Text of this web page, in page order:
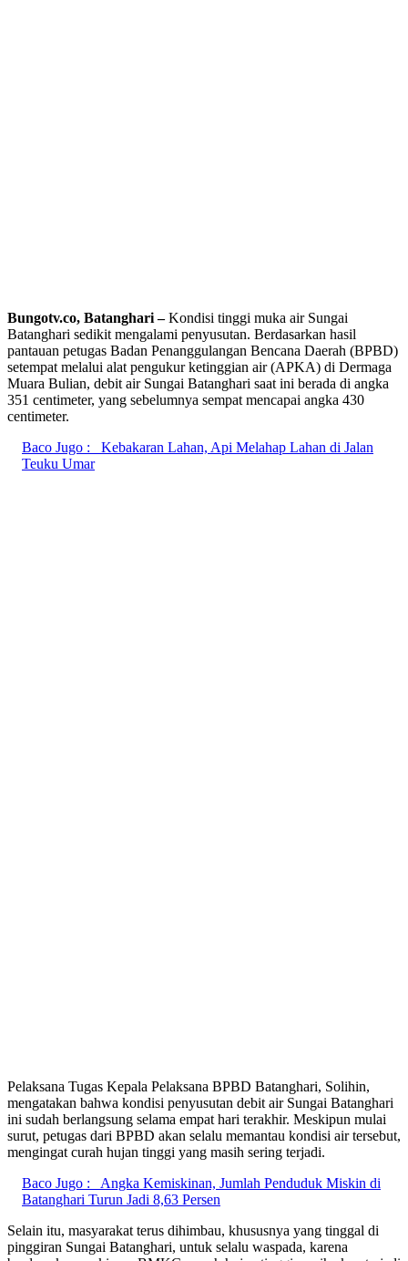
Bungotv.co, Batanghari –Kondisi tinggi muka air Sungai
Batanghari sedikit mengalami penyusutan. Berdasarkan hasil
pantauan petugas Badan Penanggulangan Bencana Daerah (BPBD)
setempat melalui alat pengukur ketinggian air (APKA) di Dermaga
Muara Bulian, debit air Sungai Batanghari saat ini berada di angka
351 centimeter, yang sebelumnya sempat mencapai angka 430
centimeter.
Baco Jugo :
Kebakaran Lahan, Api Melahap Lahan di Jalan
Teuku Umar
Pelaksana Tugas Kepala Pelaksana BPBD Batanghari, Solihin,
mengatakan bahwa kondisi penyusutan debit air Sungai Batanghari
ini sudah berlangsung selama empat hari terakhir. Meskipun mulai
surut, petugas dari BPBD akan selalu memantau kondisi air tersebut,
mengingat curah hujan tinggi yang masih sering terjadi.
Baco Jugo :
Angka Kemiskinan, Jumlah Penduduk Miskin di
Batanghari Turun Jadi 8,63 Persen
Selain itu, masyarakat terus dihimbau, khususnya yang tinggal di
pinggiran Sungai Batanghari, untuk selalu waspada, karena